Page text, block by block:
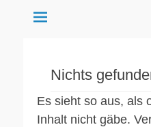
Nichts
Es sieht so aus, als
Inhalt nicht gäbe.